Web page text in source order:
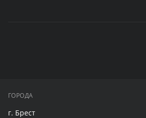
ГОРОДА
г. Брест